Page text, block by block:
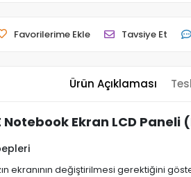
Favorilerime Ekle Tavsiye Et
Ürün Açıklaması
Notebook Ekran LCD Paneli
ekranının değiştirilmesi gerektiğini